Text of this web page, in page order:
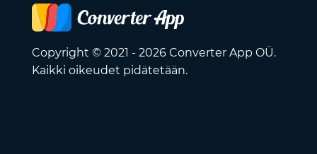
Copyright © 2021 - 2026 Converter App OÜ.
Kaikki oikeudet pidätetään.